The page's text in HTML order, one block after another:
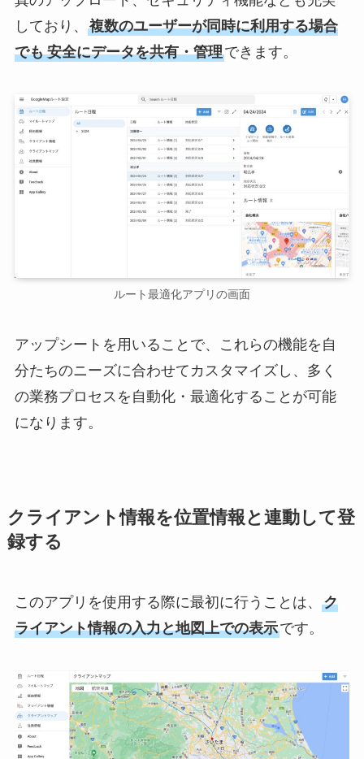
しており、 複数のユーザーが同時に利用する場合
でも 安全にデータを共有・管理できます。
ルート最適化アプリの画面
アップシートを用いることで、これらの機能を自
分たちのニーズに合わせてカスタマイズし、多く
の業務プロセスを自動化・最適化することが可能
になります。
クライアント情報を位置情報と連動して登
録する
このアプリを使用する際に最初に行うことは、 ク
ライアント情報の入力と地図上での表示です。